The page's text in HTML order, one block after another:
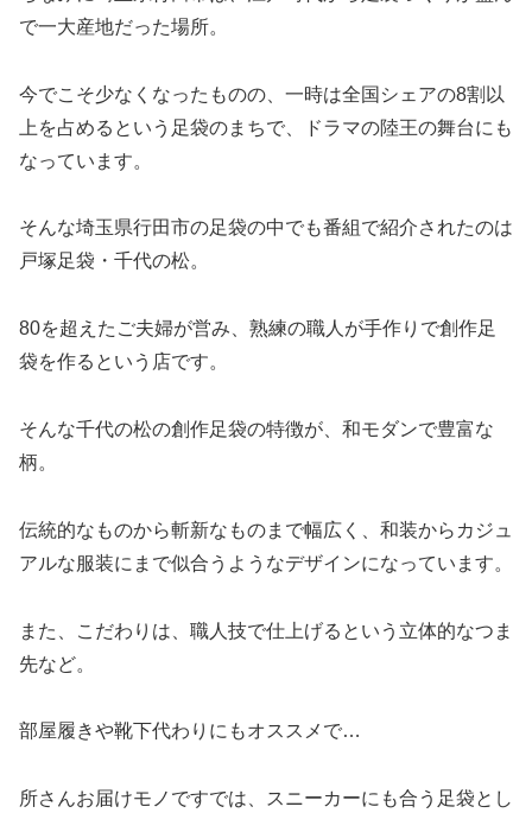
で一大産地だった場所。
今でこそ少なくなったものの、一時は全国シェアの8割以
上を占めるという足袋のまちで、ドラマの陸王の舞台にも
なっています。
そんな埼玉県行田市の足袋の中でも番組で紹介されたのは
戸塚足袋・千代の松。
80を超えたご夫婦が営み、熟練の職人が手作りで創作足
袋を作るという店です。
そんな千代の松の創作足袋の特徴が、和モダンで豊富な
柄。
伝統的なものから斬新なものまで幅広く、和装からカジュ
アルな服装にまで似合うようなデザインになっています。
また、こだわりは、職人技で仕上げるという立体的なつま
先など。
部屋履きや靴下代わりにもオススメで…
所さんお届けモノですでは、スニーカーにも合う足袋とし